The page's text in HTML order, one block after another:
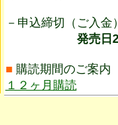
－申込締切（ご入
発売日25日前
■ 購読期間のご案内
１２ヶ月購読